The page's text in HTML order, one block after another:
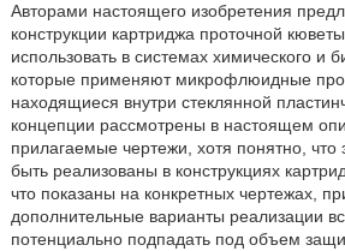
Авторами настоящего изобретения
конструкции картриджа проточной
использовать в системах химического и
которые применяют микрофлюидные
находящиеся внутри стеклянной
концепции рассмотрены в настоящем
прилагаемые чертежи, хотя понятно, что
быть реализованы в конструкциях
что показаны на конкретных чертежах,
дополнительные варианты реализации
потенциально подпадать под объем